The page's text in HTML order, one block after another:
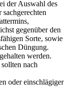
der Auswahl des
gegenüber den
Sorte, sowie
Düngung.
werden.
nach
oder einschlägiger